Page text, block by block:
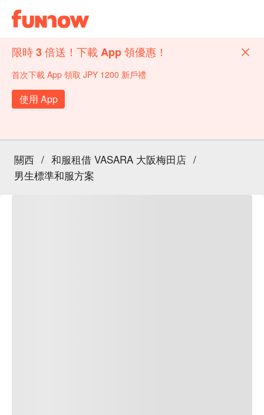
限時 3 倍送！下載 App 領優惠！
首次下載 App 領取 JPY 1200 新戶禮
使用 App
關西 / 和服租借 VASARA 大阪梅田店 /
男生標準和服方案